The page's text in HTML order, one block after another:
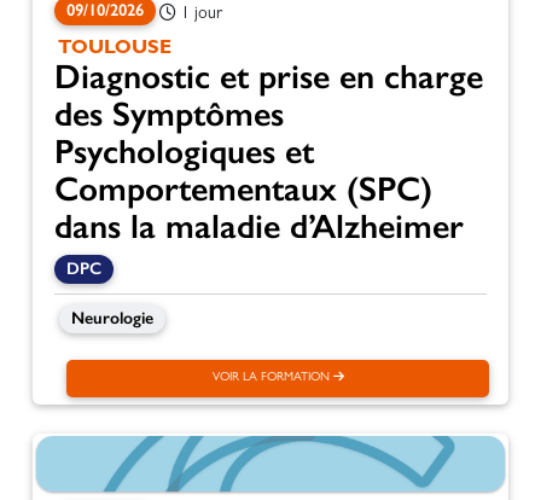
09/10/2026 1 jour
TOULOUSE
Diagnostic et prise en charge
des Symptômes
Psychologiques et
Comportementaux (SPC)
dans la maladie d’Alzheimer
DPC
Neurologie
VOIR LA FORMATION